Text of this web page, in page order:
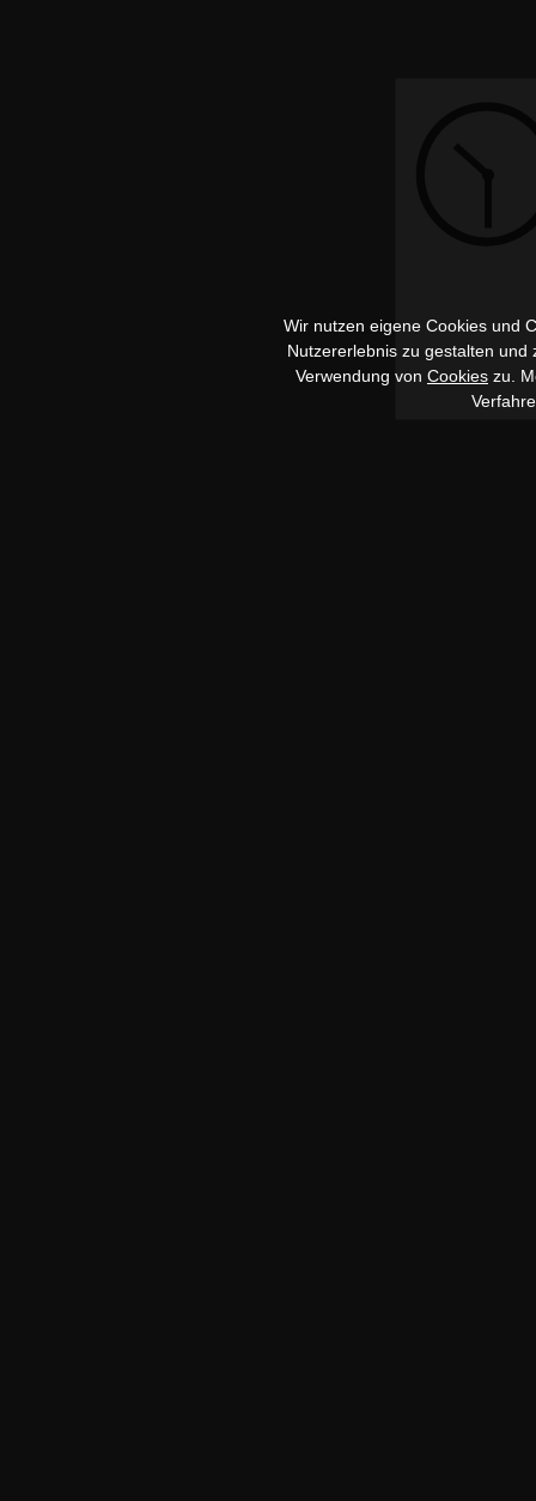
Wir nutzen eigene Cookies und
Nutzererlebnis zu gestalten
Verwendung von Cookies zu.